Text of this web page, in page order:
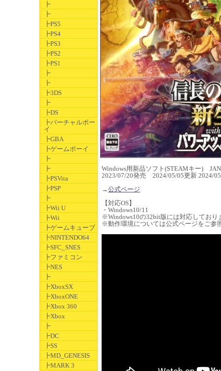
┣
┣
┣PS5
┣PS4
┣PS3
┣PS2
┣PS1
┣
┣
┣3DS
┣
┣DS
┣バーチャルボー
イ
┣GBA
┣ゲームボーイ
┣
┣
┣PSVita
┣PSP
┣
┣Wii U
┣Wii
┣ゲームキューブ
┣NINTENDO64
┣SFC_SNES
┣ファミコン
┣NES
┣
┣XboxSX
┣XboxONE
┣Xbox 360
┣Xbox
┣
┣DC
┣SS
┣MD_GENESIS
┣MARK 3
Windows用新品ソフト(STEAMキー)
2023/07/20発売 2024/05/05更新 2024/
→公式ページ
【対応OS】
・Windows10/11
※Windows10の32bit版には対応しており
※動作環境については公式ページをご参